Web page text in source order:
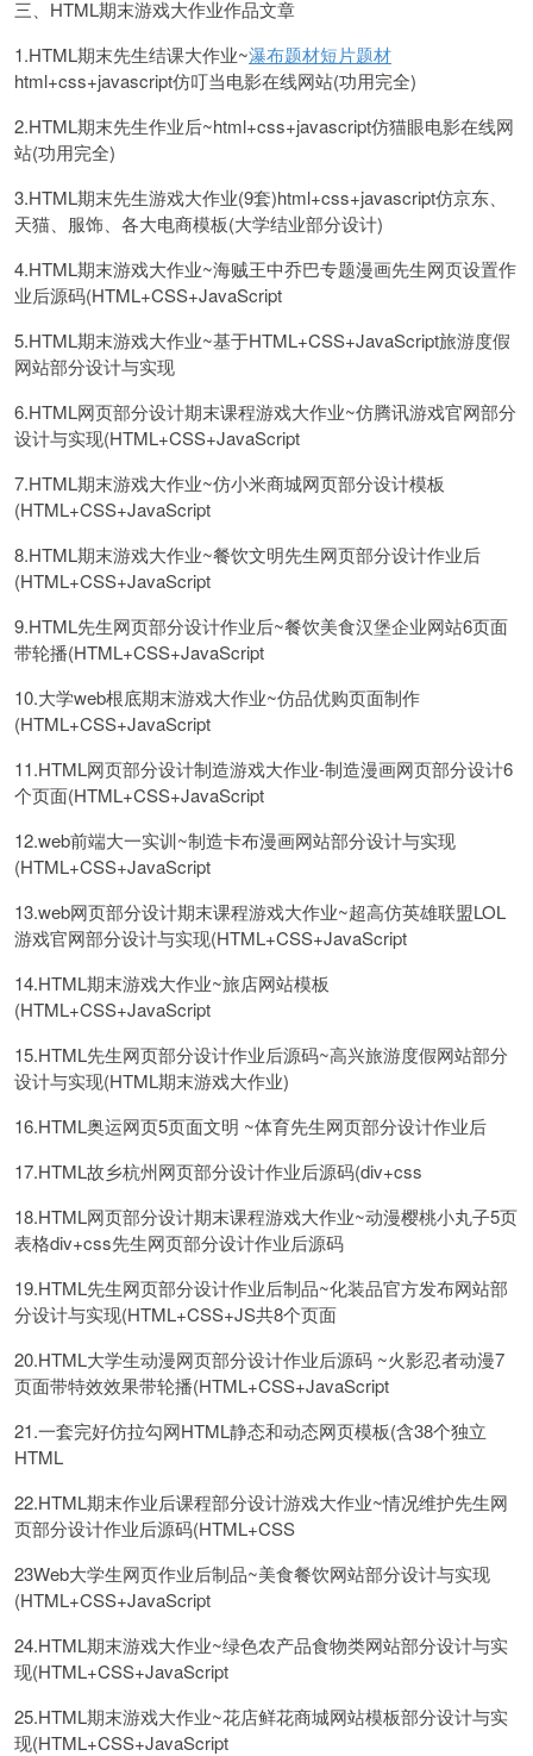
三、HTML期末游戏大作业作品文章
1.HTML期末先生结课大作业~瀑布题材短片题材
html+css+javascript仿叮当电影在线网站(功用完全)
2.HTML期末先生作业后~html+css+javascript仿猫眼电影在线网
站(功用完全)
3.HTML期末先生游戏大作业(9套)html+css+javascript仿京东、
天猫、服饰、各大电商模板(大学结业部分设计)
4.HTML期末游戏大作业~海贼王中乔巴专题漫画先生网页设置作
业后源码(HTML+CSS+JavaScript
5.HTML期末游戏大作业~基于HTML+CSS+JavaScript旅游度假
网站部分设计与实现
6.HTML网页部分设计期末课程游戏大作业~仿腾讯游戏官网部分
设计与实现(HTML+CSS+JavaScript
7.HTML期末游戏大作业~仿小米商城网页部分设计模板
(HTML+CSS+JavaScript
8.HTML期末游戏大作业~餐饮文明先生网页部分设计作业后
(HTML+CSS+JavaScript
9.HTML先生网页部分设计作业后~餐饮美食汉堡企业网站6页面
带轮播(HTML+CSS+JavaScript
10.大学web根底期末游戏大作业~仿品优购页面制作
(HTML+CSS+JavaScript
11.HTML网页部分设计制造游戏大作业-制造漫画网页部分设计6
个页面(HTML+CSS+JavaScript
12.web前端大一实训~制造卡布漫画网站部分设计与实现
(HTML+CSS+JavaScript
13.web网页部分设计期末课程游戏大作业~超高仿英雄联盟LOL
游戏官网部分设计与实现(HTML+CSS+JavaScript
14.HTML期末游戏大作业~旅店网站模板
(HTML+CSS+JavaScript
15.HTML先生网页部分设计作业后源码~高兴旅游度假网站部分
设计与实现(HTML期末游戏大作业)
16.HTML奥运网页5页面文明 ~体育先生网页部分设计作业后
17.HTML故乡杭州网页部分设计作业后源码(div+css
18.HTML网页部分设计期末课程游戏大作业~动漫樱桃小丸子5页
表格div+css先生网页部分设计作业后源码
19.HTML先生网页部分设计作业后制品~化装品官方发布网站部
分设计与实现(HTML+CSS+JS共8个页面
20.HTML大学生动漫网页部分设计作业后源码 ~火影忍者动漫7
页面带特效效果带轮播(HTML+CSS+JavaScript
21.一套完好仿拉勾网HTML静态和动态网页模板(含38个独立
HTML
22.HTML期末作业后课程部分设计游戏大作业~情况维护先生网
页部分设计作业后源码(HTML+CSS
23Web大学生网页作业后制品~美食餐饮网站部分设计与实现
(HTML+CSS+JavaScript
24.HTML期末游戏大作业~绿色农产品食物类网站部分设计与实
现(HTML+CSS+JavaScript
25.HTML期末游戏大作业~花店鲜花商城网站模板部分设计与实
现(HTML+CSS+JavaScript